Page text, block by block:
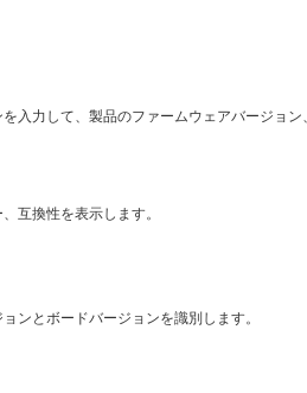
入力して、製品のファームウェアバージョ
互換性を表示します。
ンとボードバージョンを識別します。